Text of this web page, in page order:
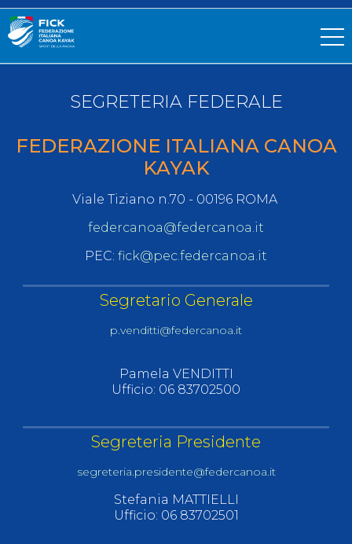
SEGRETERIA FEDERALE
FEDERAZIONE ITALIANA CANOA
KAYAK
Viale Tiziano n.70 - 00196 ROMA
federcanoa@federcanoa.it
PEC: fick@pec.federcanoa.it
Segretario Generale
p.venditti@federcanoa.it
Pamela VENDITTI
Ufficio: 06 83702500
Segreteria Presidente
segreteria.presidente@federcanoa.it
Stefania MATTIELLI
Ufficio: 06 83702501